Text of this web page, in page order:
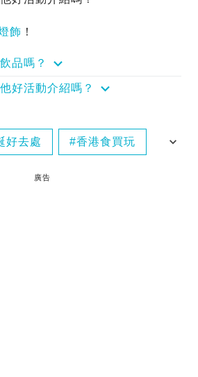
飾 ！
品嗎？
好活動介紹嗎？
好去處 香港食買玩
廣告